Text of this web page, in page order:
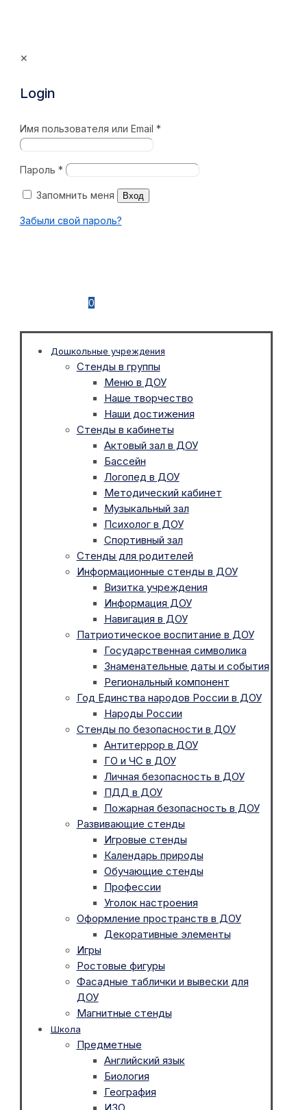
✕
Login
Имя пользователя или Email *
Пароль *
Запомнить меня Вход
Забыли свой пароль?
0
Дошкольные учреждения
Стенды в группы
Меню в ДОУ
Наше творчество
Наши достижения
Стенды в кабинеты
Актовый зал в ДОУ
Бассейн
Логопед в ДОУ
Методический кабинет
Музыкальный зал
Психолог в ДОУ
Спортивный зал
Стенды для родителей
Информационные стенды в ДОУ
Визитка учреждения
Информация ДОУ
Навигация в ДОУ
Патриотическое воспитание в ДОУ
Государственная символика
Знаменательные даты и события
Региональный компонент
Год Единства народов России в ДОУ
Народы России
Стенды по безопасности в ДОУ
Антитеррор в ДОУ
ГО и ЧС в ДОУ
Личная безопасность в ДОУ
ПДД в ДОУ
Пожарная безопасность в ДОУ
Развивающие стенды
Игровые стенды
Календарь природы
Обучающие стенды
Профессии
Уголок настроения
Оформление пространств в ДОУ
Декоративные элементы
Игры
Ростовые фигуры
Фасадные таблички и вывески для
ДОУ
Магнитные стенды
Школа
Предметные
Английский язык
Биология
География